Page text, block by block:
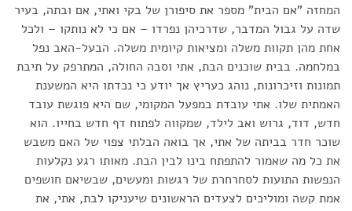
המחזה "אם הבית" מספר את סיפורן של בקי ואתי, אם ובתה, בעיר
שדה על גבול המדבר, שדרכיהן נפרדו – אם כי לא נותקו – ולכל
אחת מהן תקוות משלה ומציאות קיומית משלה. הבעל-האב נפל
במלחמה. בבית שוכנים הבת, אתי וסבה החולה, המתרפק על תיבת
תמונות וזיכרונות, נוהג כעריץ אך יודע כי נכדתו היא המשענת
האמתית שלו. אתי עובדת במפעל המקומי, שם היא פוגשת עובד
חדש, דוד, גרוש ואב לילד, שמקווה לפתוח דף חדש בחייו. הוא
שוכר חדר בביתה של אתי, אך בואה הבלתי צפוי של האם משבש
את כל מה שאמור להתפתח בינו לבין הבת. מאותו רגע נקלעות
הנפשות התועות לסחרחרת של רגשות ומעשים, שבשיאם חושפים
אמת קשה ומוליכים לצעדים הראשונים שיעניקו לבת, אתי, את